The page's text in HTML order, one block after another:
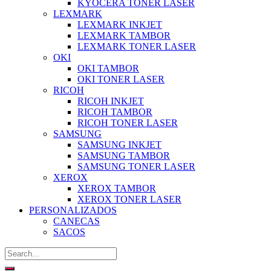
KYOCERA TONER LASER
LEXMARK
LEXMARK INKJET
LEXMARK TAMBOR
LEXMARK TONER LASER
OKI
OKI TAMBOR
OKI TONER LASER
RICOH
RICOH INKJET
RICOH TAMBOR
RICOH TONER LASER
SAMSUNG
SAMSUNG INKJET
SAMSUNG TAMBOR
SAMSUNG TONER LASER
XEROX
XEROX TAMBOR
XEROX TONER LASER
PERSONALIZADOS
CANECAS
SACOS